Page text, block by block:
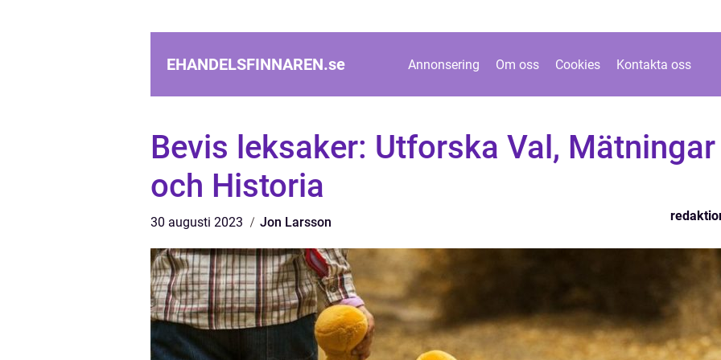
EHANDELSFINNAREN.se Annonsering Om oss Cookies Kontakta oss
Bevis leksaker: Utforska Val, Mätningar
och Historia
30 augusti 2023 Jon Larsson